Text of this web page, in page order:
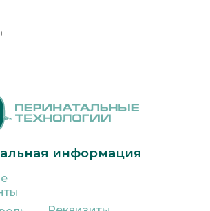
информация